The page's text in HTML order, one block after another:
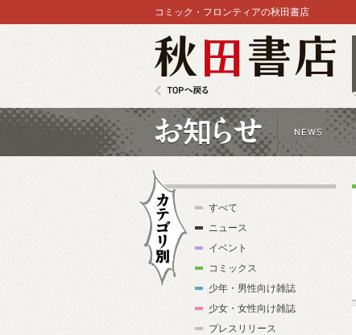
コミック・フロンティアの秋田書店
お知らせ
すべて
ニュース
イベント
コミックス
少年・男性向け雑誌
少女・女性向け雑誌
プレスリリース